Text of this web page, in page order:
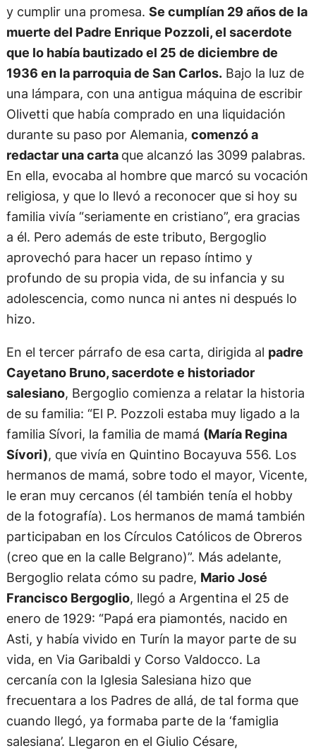
y cumplir una promesa. Se cumplían 29 años de la
muerte del Padre Enrique Pozzoli, el sacerdote
que lo había bautizado el 25 de diciembre de
1936 en la parroquia de San Carlos.Bajo la luz de
una lámpara, con una antigua máquina de escribir
Olivetti que había comprado en una liquidación
durante su paso por Alemania, comenzó a
redactar una carta que alcanzó las 3099 palabras.
En ella, evocaba al hombre que marcó su vocación
religiosa, y que lo llevó a reconocer que si hoy su
familia vivía “seriamente en cristiano”, era gracias
a él. Pero además de este tributo, Bergoglio
aprovechó para hacer un repaso íntimo y
profundo de su propia vida, de su infancia y su
adolescencia, como nunca ni antes ni después lo
hizo.
En el tercer párrafo de esa carta, dirigida al padre
Cayetano Bruno, sacerdote e historiador
salesiano, Bergoglio comienza a relatar la historia
de su familia: “El P. Pozzoli estaba muy ligado a la
familia Sívori, la familia de mamá (María Regina
Sívori), que vivía en Quintino Bocayuva 556. Los
hermanos de mamá, sobre todo el mayor, Vicente,
le eran muy cercanos (él también tenía el hobby
de la fotografía). Los hermanos de mamá también
participaban en los Círculos Católicos de Obreros
(creo que en la calle Belgrano)”. Más adelante,
Bergoglio relata cómo su padre, Mario José
Francisco Bergoglio, llegó a Argentina el 25 de
enero de 1929: “Papá era piamontés, nacido en
Asti, y había vivido en Turín la mayor parte de su
vida, en Via Garibaldi y Corso Valdocco. La
cercanía con la Iglesia Salesiana hizo que
frecuentara a los Padres de allá, de tal forma que
cuando llegó, ya formaba parte de la ‘famiglia
salesiana’. Llegaron en el Giulio Césare,